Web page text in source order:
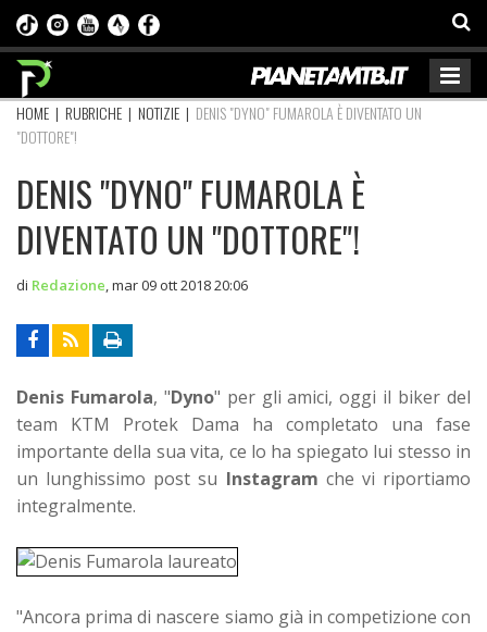
HOME | RUBRICHE | NOTIZIE | DENIS "DYNO" FUMAROLA È DIVENTATO UN
"DOTTORE"!
DENIS "DYNO" FUMAROLA È
DIVENTATO UN "DOTTORE"!
di Redazione mar 09 ott 2018 20:06
Denis Fumarola, "Dyno" per gli amici, oggi il biker del
team KTM Protek Dama ha completato una fase
importante della sua vita, ce lo ha spiegato lui stesso in
un lunghissimo post su Instagram che vi riportiamo
integralmente.
"Ancora prima di nascere siamo già in competizione con